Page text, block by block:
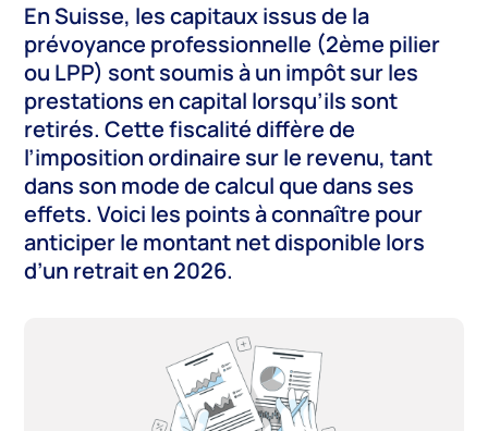
En Suisse, les capitaux issus de la
prévoyance professionnelle (2ème pilier
ou LPP) sont soumis à un impôt sur les
prestations en capital lorsqu’ils sont
retirés. Cette fiscalité diffère de
l’imposition ordinaire sur le revenu, tant
dans son mode de calcul que dans ses
effets. Voici les points à connaître pour
anticiper le montant net disponible lors
d’un retrait en 2026.